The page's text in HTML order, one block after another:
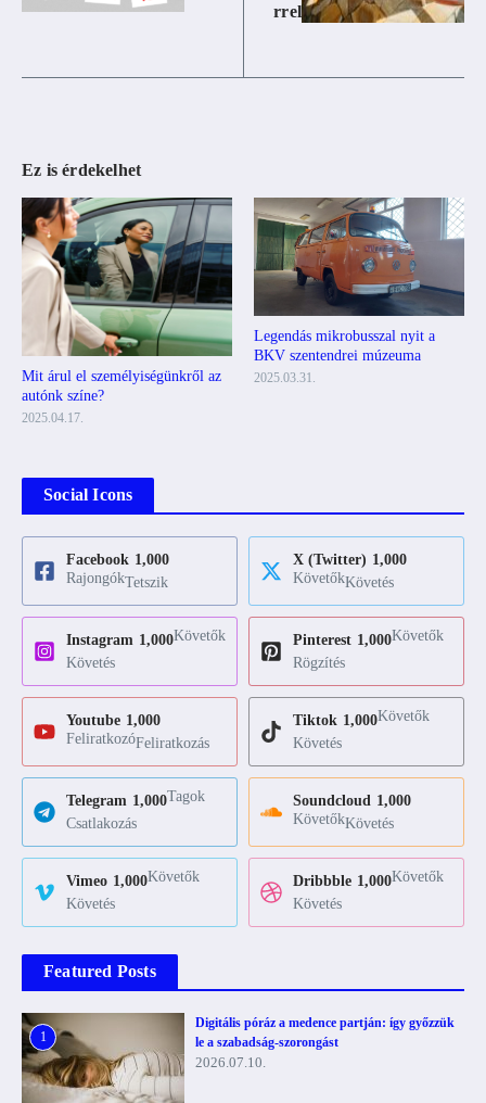
rrel
Ez is érdekelhet
Mit árul el személyiségünkről az
autónk színe?
2025.04.17.
Legendás mikrobusszal nyit a
BKV szentendrei múzeuma
2025.03.31.
Social Icons
Facebook 1,000
RajongókTetszik
X (Twitter) 1,000
KövetőkKövetés
Instagram 1,000Követők
Követés
Pinterest 1,000Követők
Rögzítés
Youtube 1,000
FeliratkozóFeliratkozás
Tiktok 1,000Követők
Követés
Telegram 1,000Tagok
Csatlakozás
Soundcloud 1,000
KövetőkKövetés
Vimeo 1,000Követők
Követés
Dribbble 1,000Követők
Követés
Featured Posts
1
Digitális póráz a medence partján: így győzzük
le a szabadság-szorongást
2026.07.10.